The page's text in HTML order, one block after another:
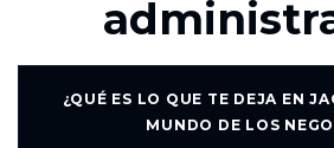
¿QUÉ ES LO QUE TE DEJA EN
MUNDO DE LOS